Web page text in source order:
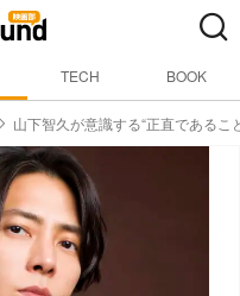
TECH BOOK
山下智久が意識する“正直であるこ